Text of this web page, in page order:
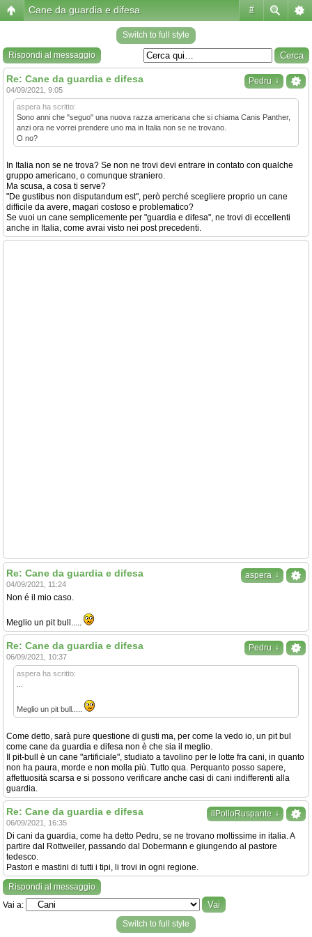
#
Cane da guardia e difesa
Switch to full style
Rispondi al messaggio
Pedru ↓
Re: Cane da guardia e difesa
04/09/2021, 9:05
aspera ha scritto:
Sono anni che "seguo" una nuova razza americana che si chiama Canis Panther,
anzi ora ne vorrei prendere uno ma in Italia non se ne trovano.
O no?
In Italia non se ne trova? Se non ne trovi devi entrare in contato con qualche
gruppo americano, o comunque straniero.
Ma scusa, a cosa ti serve?
"De gustibus non disputandum est", però perché scegliere proprio un cane
difficile da avere, magari costoso e problematico?
Se vuoi un cane semplicemente per "guardia e difesa", ne trovi di eccellenti
anche in Italia, come avrai visto nei post precedenti.
aspera ↓
Re: Cane da guardia e difesa
04/09/2021, 11:24
Non é il mio caso.
Meglio un pit bull.....
Pedru ↓
Re: Cane da guardia e difesa
06/09/2021, 10:37
aspera ha scritto:
Meglio un pit bull.....
Come detto, sarà pure questione di gusti ma, per come la vedo io, un pit bul
come cane da guardia e difesa non è che sia il meglio.
Il pit-bull è un cane "artificiale", studiato a tavolino per le lotte fra cani, in quanto
non ha paura, morde e non molla più. Tutto qua. Perquanto posso sapere,
affettuosità scarsa e si possono verificare anche casi di cani indifferenti alla
guardia.
ilPolloRuspante ↓
Re: Cane da guardia e difesa
06/09/2021, 16:35
Di cani da guardia, come ha detto Pedru, se ne trovano moltissime in italia. A
partire dal Rottweiler, passando dal Dobermann e giungendo al pastore
tedesco.
Pastori e mastini di tutti i tipi, li trovi in ogni regione.
Rispondi al messaggio
Vai a:
Switch to full style